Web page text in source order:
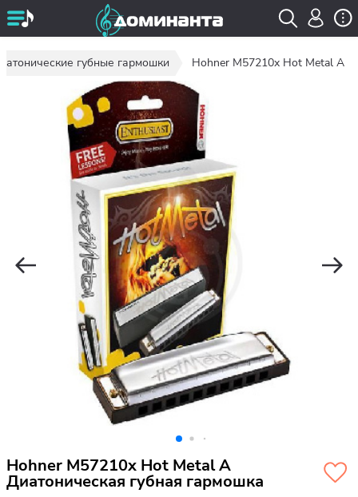
губные гармошки Hohner M57210x Hot Metal A
Hohner M57210x Hot Metal A
Диатоническая губная гармошка